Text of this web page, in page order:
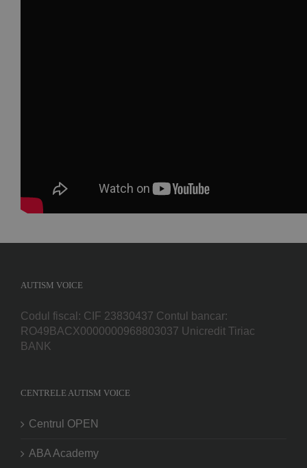
AUTISM VOICE
Codul fiscal: CIF 23830437 Contul bancar:
RO49BACX0000000968803037 Unicredit Tiriac
BANK
CENTRELE AUTISM VOICE
Centrul OPEN
ABA Academy